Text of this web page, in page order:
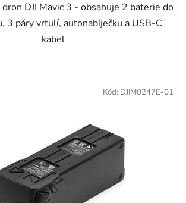
DJI Mavic 3 - obsahuje 2 baterie do
3 páry vrtulí, autonabíječku a USB-C
kabel
Kód: DJIM0247E-01